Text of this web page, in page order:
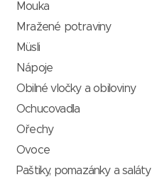
Mouka
Mražené potraviny
Müsli
Nápoje
Obilné vločky a obiloviny
Ochucovadla
Ořechy
Ovoce
Paštiky, pomazánky a saláty